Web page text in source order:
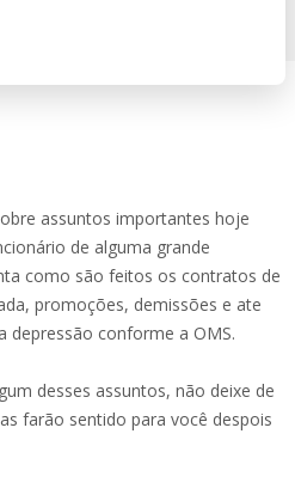
assuntos importantes hoje
de alguma grande
como são feitos os contratos de
promoções, demissões e ate
depressão conforme a OMS.
desses assuntos, não deixe de
farão sentido para você despois